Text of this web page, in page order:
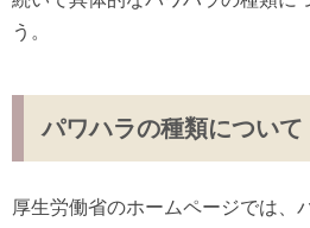
う。
パワハラの種類について
厚生労働省のホームページでは、